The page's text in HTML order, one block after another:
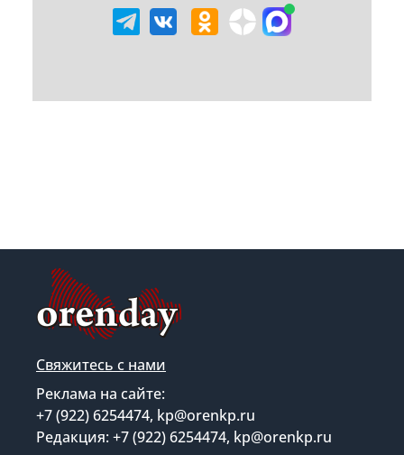
Свяжитесь с нами
Реклама на сайте:
+7 (922) 6254474, kp@orenkp.ru
Редакция: +7 (922) 6254474, kp@orenkp.ru